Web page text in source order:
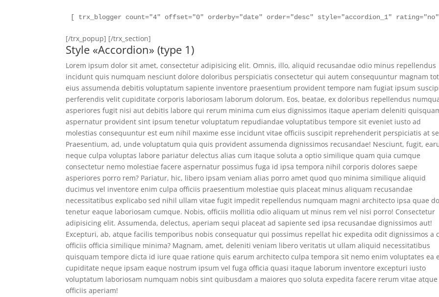
[ trx_blogger count="4" offset="0" orderby="date" order="desc" style="accordion_1"
[/trx_popup] [/trx_section]
Style «Accordion» (type 1)
Lorem ipsum dolor sit amet, consectetur adipisicing elit. Omnis, illo, aliquid recusandae odio minus repellendus
incidunt quis numquam nesciunt dolore doloribus perspiciatis consectetur qui autem consequuntur magnam
eius assumenda debitis voluptatum sapiente inventore praesentium provident tempore nam fugiat ipsum
perferendis velit cupiditate corporis laboriosam laborum dolorum. Eos, beatae, ex doloribus repellendus
asperiores fugit nisi aut debitis labore qui rerum minima cum eius dignissimos itaque aperiam deleniti
aspernatur provident sint ipsum tenetur voluptatum repudiandae voluptatibus tempore sit eveniet iusto ad
molestias consequuntur est eum nihil maxime esse incidunt vitae officiis suscipit reprehenderit perspiciatis at
Praesentium, ad, unde voluptatum quia quis provident assumenda dignissimos recusandae! Nesciunt, fugit,
neque culpa voluptas labore pariatur delectus alias cum itaque soluta a optio similique quam quia cumque
consectetur nemo molestiae facere aspernatur possimus fuga id ipsa tempora nihil corporis dolores saepe
asperiores porro rem? Pariatur, hic, libero ipsam veniam alias porro amet quod quo minima similique aliquid
ducimus vel inventore enim culpa officiis praesentium molestiae quis placeat minus aliquam recusandae
necessitatibus explicabo sed nihil ullam vitae fugit impedit repellendus numquam magni architecto ipsa quae
tenetur eaque laboriosam cumque. Nobis, officiis mollitia odio aliquam ut minus rem vel nisi porro! Consectetur
adipisicing elit. Assumenda, delectus, aperiam sequi placeat ad sapiente sed ipsa recusandae dignissimos aut!
Excepturi, ab, atque facilis temporibus nobis consequatur qui possimus repellat hic expedita odit dignissimos a
officiis officia similique minima? Magnam, amet, deleniti veniam libero veritatis ut ullam aliquid necessitatibus
quisquam tempore dicta id iure quae ratione quis earum architecto culpa tempora sit nemo enim voluptates ea
cupiditate neque ipsam eaque nostrum ipsum vel fuga officia quasi itaque laborum inventore excepturi iusto
voluptatum laboriosam numquam nobis sint quibusdam a maiores quo soluta expedita facere rerum vitae atque
officiis aperiam!